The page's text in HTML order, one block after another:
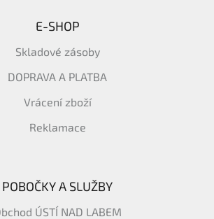
E-SHOP
Skladové zásoby
DOPRAVA A PLATBA
Vrácení zboží
Reklamace
POBOČKY A SLUŽBY
ÚSTÍ NAD LABEM